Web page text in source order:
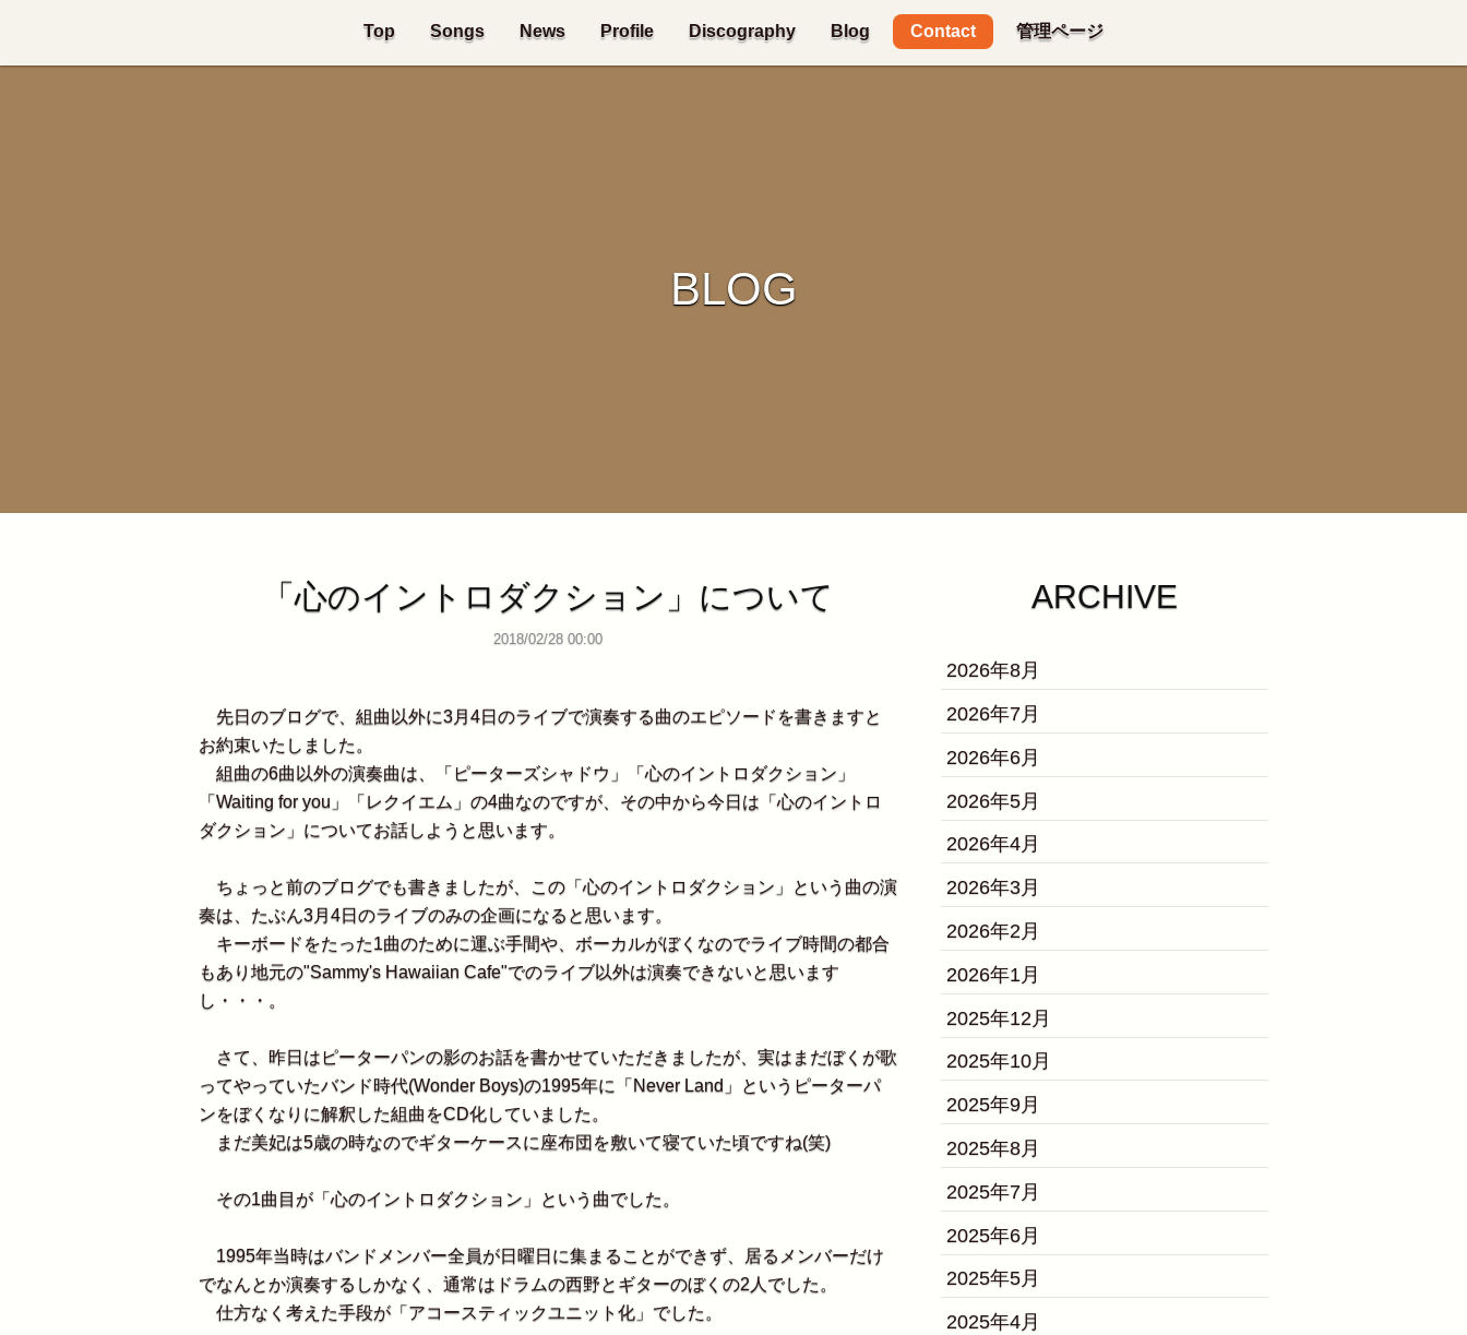
Top Songs News Profile Discography Blog Contact 管理ページ
BLOG
「心のイントロダクション」について
2018/02/28 00:00
先日のブログで、組曲以外に3月4日のライブで演奏する曲のエピソードを書きますと
お約束いたしました。
組曲の6曲以外の演奏曲は、「ピーターズシャドウ」「心のイントロダクション」
「Waiting for you」「レクイエム」の4曲なのですが、その中から今日は「心のイントロ
ダクション」についてお話しようと思います。
ちょっと前のブログでも書きましたが、この「心のイントロダクション」という曲の演
奏は、たぶん3月4日のライブのみの企画になると思います。
キーボードをたった1曲のために運ぶ手間や、ボーカルがぼくなのでライブ時間の都合
もあり地元の"Sammy's Hawaiian Cafe"でのライブ以外は演奏できないと思います
し・・・。
さて、昨日はピーターパンの影のお話を書かせていただきましたが、実はまだぼくが歌
ってやっていたバンド時代(Wonder Boys)の1995年に「Never Land」というピーターパ
ンをぼくなりに解釈した組曲をCD化していました。
まだ美妃は5歳の時なのでギターケースに座布団を敷いて寝ていた頃ですね(笑)
その1曲目が「心のイントロダクション」という曲でした。
1995年当時はバンドメンバー全員が日曜日に集まることができず、居るメンバーだけ
でなんとか演奏するしかなく、通常はドラムの西野とギターのぼくの2人でした。
仕方なく考えた手段が「アコースティックユニット化」でした。
ARCHIVE
2026年8月
2026年7月
2026年6月
2026年5月
2026年4月
2026年3月
2026年2月
2026年1月
2025年12月
2025年10月
2025年9月
2025年8月
2025年7月
2025年6月
2025年5月
2025年4月